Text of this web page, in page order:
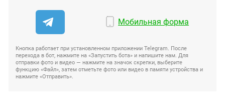
Мобильная форма
Кнопка работает при установленном приложении Telegram. После
перехода в бот, нажмите на «Запустить бота» и напишите нам. Для
отправки фото и видео — нажмите на значок скрепки, выберите
функцию «Файл», затем отметьте фото или видео в памяти устройства и
нажмите «Отправить».